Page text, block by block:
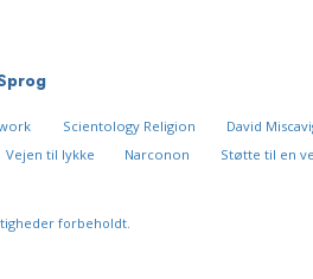
Scientology Religion David
Vejen til lykke Narconon Støtte til en
forbeholdt.